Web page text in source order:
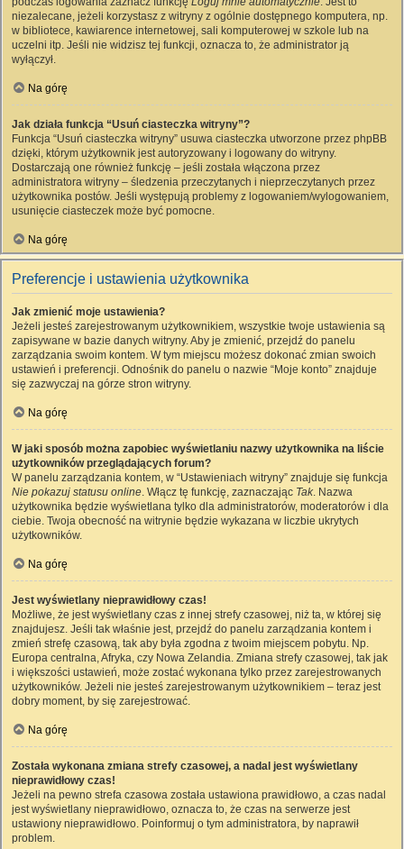
niezalecane, jeżeli korzystasz z witryny z ogólnie dostępnego komputera, np.
w bibliotece, kawiarence internetowej, sali komputerowej w szkole lub na
uczelni itp. Jeśli nie widzisz tej funkcji, oznacza to, że administrator ją
wyłączył.
Na górę
Jak działa funkcja “Usuń ciasteczka witryny”?
Funkcja “Usuń ciasteczka witryny” usuwa ciasteczka utworzone przez phpBB
dzięki, którym użytkownik jest autoryzowany i logowany do witryny.
Dostarczają one również funkcję – jeśli została włączona przez
administratora witryny – śledzenia przeczytanych i nieprzeczytanych przez
użytkownika postów. Jeśli występują problemy z logowaniem/wylogowaniem,
usunięcie ciasteczek może być pomocne.
Na górę
Preferencje i ustawienia użytkownika
Jak zmienić moje ustawienia?
Jeżeli jesteś zarejestrowanym użytkownikiem, wszystkie twoje ustawienia są
zapisywane w bazie danych witryny. Aby je zmienić, przejdź do panelu
zarządzania swoim kontem. W tym miejscu możesz dokonać zmian swoich
ustawień i preferencji. Odnośnik do panelu o nazwie “Moje konto” znajduje
się zazwyczaj na górze stron witryny.
Na górę
W jaki sposób można zapobiec wyświetlaniu nazwy użytkownika na liście
użytkowników przeglądających forum?
W panelu zarządzania kontem, w “Ustawieniach witryny” znajduje się funkcja
Nie pokazuj statusu online. Włącz tę funkcję, zaznaczając Tak. Nazwa
użytkownika będzie wyświetlana tylko dla administratorów, moderatorów i dla
ciebie. Twoja obecność na witrynie będzie wykazana w liczbie ukrytych
użytkowników.
Na górę
Jest wyświetlany nieprawidłowy czas!
Możliwe, że jest wyświetlany czas z innej strefy czasowej, niż ta, w której się
znajdujesz. Jeśli tak właśnie jest, przejdź do panelu zarządzania kontem i
zmień strefę czasową, tak aby była zgodna z twoim miejscem pobytu. Np.
Europa centralna, Afryka, czy Nowa Zelandia. Zmiana strefy czasowej, tak jak
i większości ustawień, może zostać wykonana tylko przez zarejestrowanych
użytkowników. Jeżeli nie jesteś zarejestrowanym użytkownikiem – teraz jest
dobry moment, by się zarejestrować.
Na górę
Została wykonana zmiana strefy czasowej, a nadal jest wyświetlany
nieprawidłowy czas!
Jeżeli na pewno strefa czasowa została ustawiona prawidłowo, a czas nadal
jest wyświetlany nieprawidłowo, oznacza to, że czas na serwerze jest
ustawiony nieprawidłowo. Poinformuj o tym administratora, by naprawił
problem.